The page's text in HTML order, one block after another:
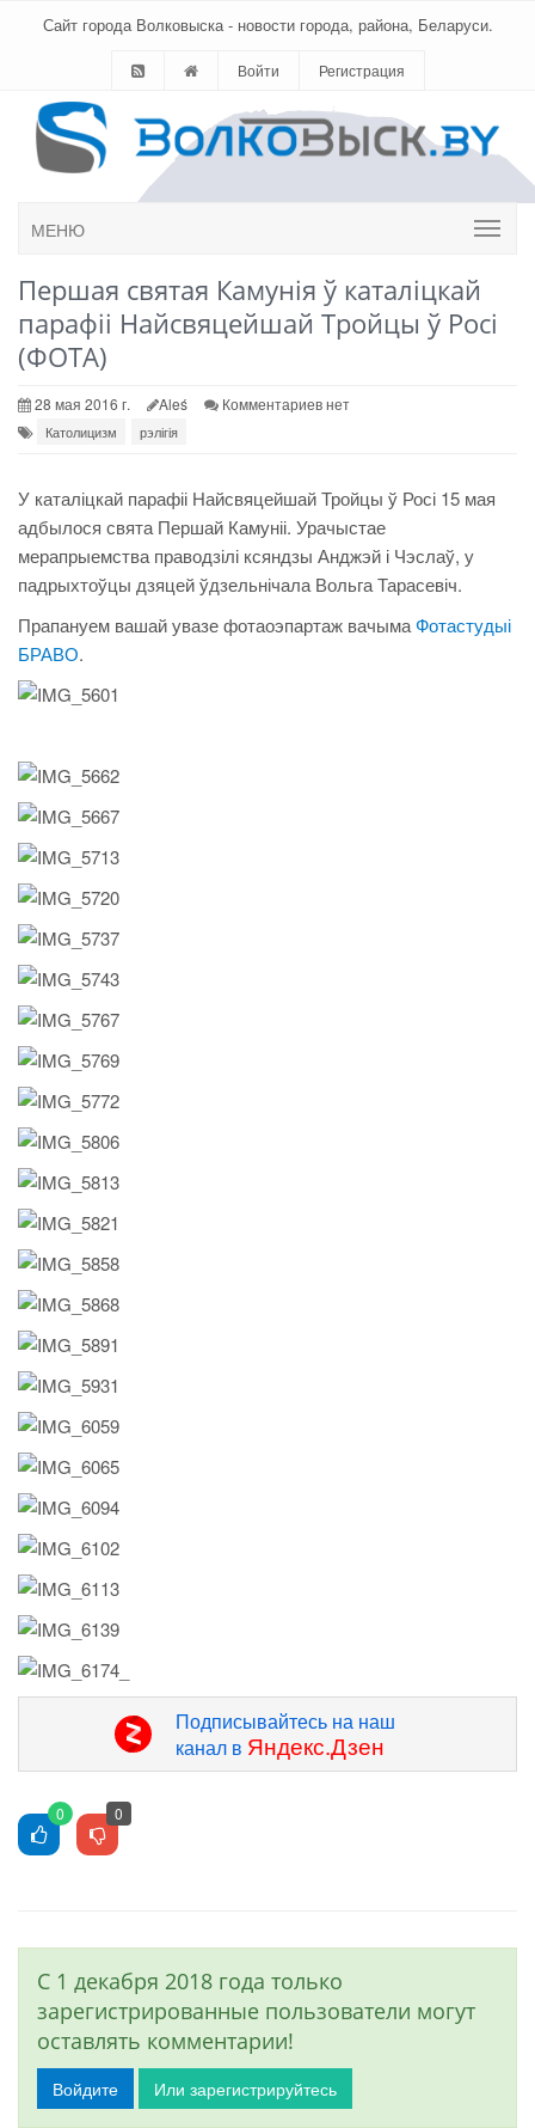
Сайт города Волковыска - новости города, района, Беларуси.
Войти Регистрация
МЕНЮ
Першая святая Камунія ў каталіцкай
парафіі Найсвяцейшай Тройцы ў Росі
(ФОТА)
28 мая 2016 г. Aleś Комментариев нет
Католицизм рэлігія
У каталіцкай парафіі Найсвяцейшай Тройцы ў Росі 15 мая
адбылося свята Першай Камуніі. Урачыстае
мерапрыемства праводзілі ксяндзы Анджэй і Чэслаў, у
падрыхтоўцы дзяцей ўдзельнічала Вольга Тарасевіч.
Прапануем вашай увазе фотаоэпартаж вачымаФотастудыі
БРАВО.
Подписывайтесь на наш
канал в Яндекс.Дзен
0 0
С 1 декабря 2018 года только
зарегистрированные пользователи могут
оставлять комментарии!
Войдите Или зарегистрируйтесь